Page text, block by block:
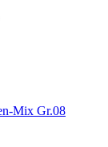
Mix Gr.08